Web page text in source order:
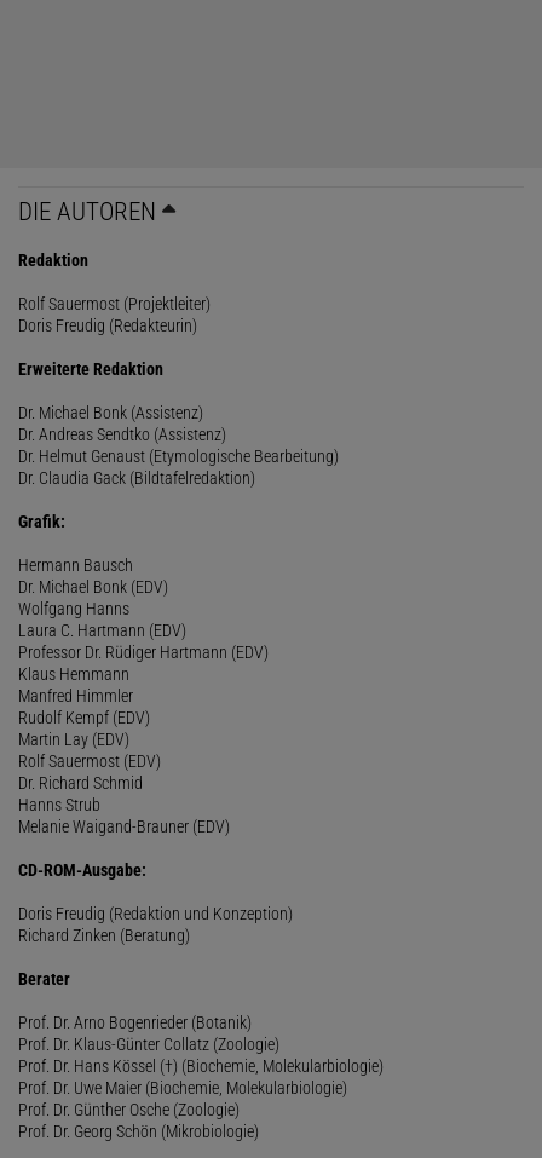
DIE AUTOREN
Redaktion
Rolf Sauermost (Projektleiter)
Doris Freudig (Redakteurin)
Erweiterte Redaktion
Dr. Michael Bonk (Assistenz)
Dr. Andreas Sendtko (Assistenz)
Dr. Helmut Genaust (Etymologische Bearbeitung)
Dr. Claudia Gack (Bildtafelredaktion)
Grafik:
Hermann Bausch
Dr. Michael Bonk (EDV)
Wolfgang Hanns
Laura C. Hartmann (EDV)
Professor Dr. Rüdiger Hartmann (EDV)
Klaus Hemmann
Manfred Himmler
Rudolf Kempf (EDV)
Martin Lay (EDV)
Rolf Sauermost (EDV)
Dr. Richard Schmid
Hanns Strub
Melanie Waigand-Brauner (EDV)
CD-ROM-Ausgabe:
Doris Freudig (Redaktion und Konzeption)
Richard Zinken (Beratung)
Berater
Prof. Dr. Arno Bogenrieder (Botanik)
Prof. Dr. Klaus-Günter Collatz (Zoologie)
Prof. Dr. Hans Kössel (†) (Biochemie, Molekularbiologie)
Prof. Dr. Uwe Maier (Biochemie, Molekularbiologie)
Prof. Dr. Günther Osche (Zoologie)
Prof. Dr. Georg Schön (Mikrobiologie)